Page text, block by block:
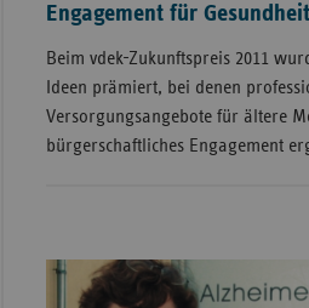
Engagement für
Beim vdek-Zukunftspreis 2011
Ideen prämiert, bei denen
Versorgungsangebote für ältere
bürgerschaftliches Engagement